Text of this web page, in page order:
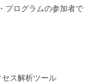
プログラムの参加者で
ス解析ツール